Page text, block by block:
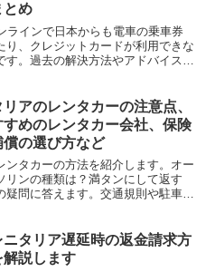
とめ
ラインで日本からも電車の乗車券
、クレジットカードが利用できな
。過去の解決方法やアドバイスな
リアのレンタカーの注意点、
すめのレンタカー会社、保険
償の選び方など
タカーの方法を紹介します。オー
リンの種類は？満タンにして返す
問に答えます。交通規則や駐車場
ニタリア遅延時の返金請求方
解説します